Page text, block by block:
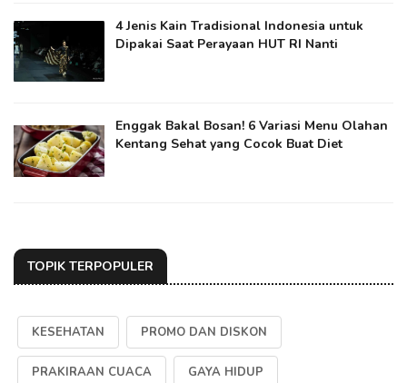
4 Jenis Kain Tradisional Indonesia untuk
Dipakai Saat Perayaan HUT RI Nanti
Enggak Bakal Bosan! 6 Variasi Menu Olahan
Kentang Sehat yang Cocok Buat Diet
TOPIK TERPOPULER
KESEHATAN PROMO DAN DISKON
PRAKIRAAN CUACA GAYA HIDUP